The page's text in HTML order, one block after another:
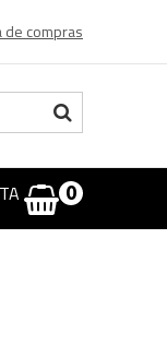
de compras
0